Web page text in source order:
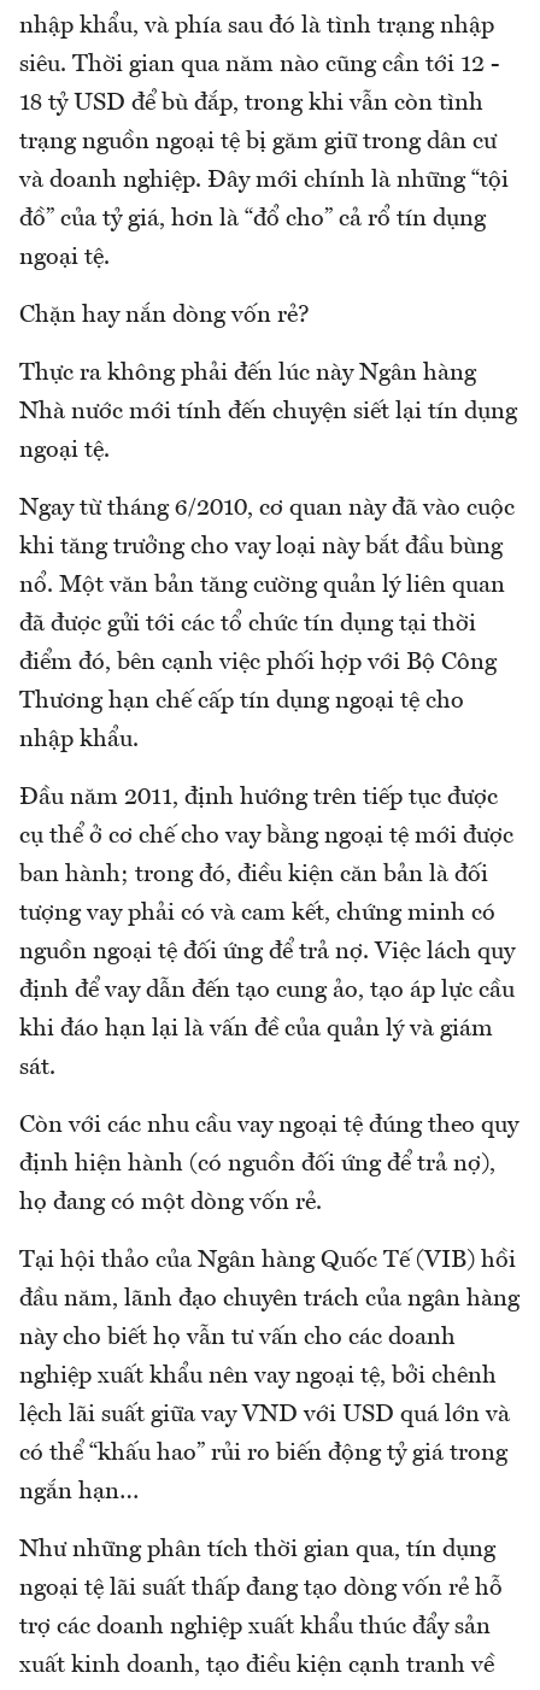
nhập khẩu, và phía sau đó là tình trạng nhập
siêu. Thời gian qua năm nào cũng cần tới 12 -
18 tỷ USD để bù đắp, trong khi vẫn còn tình
trạng nguồn ngoại tệ bị găm giữ trong dân cư
và doanh nghiệp. Đây mới chính là những “tội
đồ” của tỷ giá, hơn là “đổ cho” cả rổ tín dụng
ngoại tệ.
Chặn hay nắn dòng vốn rẻ?
Thực ra không phải đến lúc này Ngân hàng
Nhà nước mới tính đến chuyện siết lại tín dụng
ngoại tệ.
Ngay từ tháng 6/2010, cơ quan này đã vào cuộc
khi tăng trưởng cho vay loại này bắt đầu bùng
nổ. Một văn bản tăng cường quản lý liên quan
đã được gửi tới các tổ chức tín dụng tại thời
điểm đó, bên cạnh việc phối hợp với Bộ Công
Thương hạn chế cấp tín dụng ngoại tệ cho
nhập khẩu.
Đầu năm 2011, định hướng trên tiếp tục được
cụ thể ở cơ chế cho vay bằng ngoại tệ mới được
ban hành; trong đó, điều kiện căn bản là đối
tượng vay phải có và cam kết, chứng minh có
nguồn ngoại tệ đối ứng để trả nợ. Việc lách quy
định để vay dẫn đến tạo cung ảo, tạo áp lực cầu
khi đáo hạn lại là vấn đề của quản lý và giám
sát.
Còn với các nhu cầu vay ngoại tệ đúng theo quy
định hiện hành (có nguồn đối ứng để trả nợ),
họ đang có một dòng vốn rẻ.
Tại hội thảo của Ngân hàng Quốc Tế (VIB) hồi
đầu năm, lãnh đạo chuyên trách của ngân hàng
này cho biết họ vẫn tư vấn cho các doanh
nghiệp xuất khẩu nên vay ngoại tệ, bởi chênh
lệch lãi suất giữa vay VND với USD quá lớn và
có thể “khấu hao” rủi ro biến động tỷ giá trong
ngắn hạn…
Như những phân tích thời gian qua, tín dụng
ngoại tệ lãi suất thấp đang tạo dòng vốn rẻ hỗ
trợ các doanh nghiệp xuất khẩu thúc đẩy sản
xuất kinh doanh, tạo điều kiện cạnh tranh về